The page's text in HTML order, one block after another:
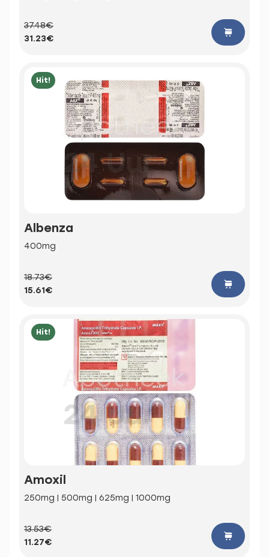
37.48€
31.23€
Hit!
Albenza
400mg
18.73€
15.61€
Hit!
Amoxil
250mg | 500mg | 625mg | 1000mg
13.53€
11.27€